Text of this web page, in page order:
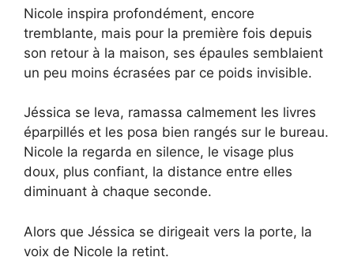
Nicole inspira profondément, encore
tremblante, mais pour la première fois depuis
son retour à la maison, ses épaules semblaient
un peu moins écrasées par ce poids invisible.
Jéssica se leva, ramassa calmement les livres
éparpillés et les posa bien rangés sur le bureau.
Nicole la regarda en silence, le visage plus
doux, plus confiant, la distance entre elles
diminuant à chaque seconde.
Alors que Jéssica se dirigeait vers la porte, la
voix de Nicole la retint.